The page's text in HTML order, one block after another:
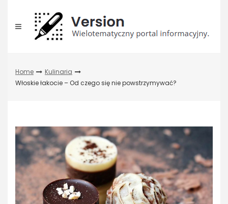
content
Home
Kulinaria
Włoskie łakocie – Od czego się nie powstrzymywać?